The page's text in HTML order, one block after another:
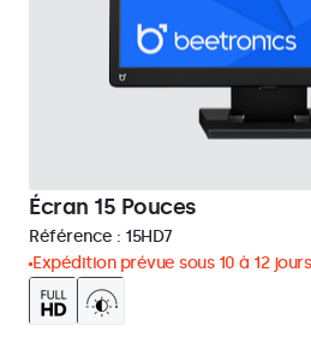
Écran 15 Pouces
Référence : 15HD7
Expédition prévue sous 10 à 12 jours